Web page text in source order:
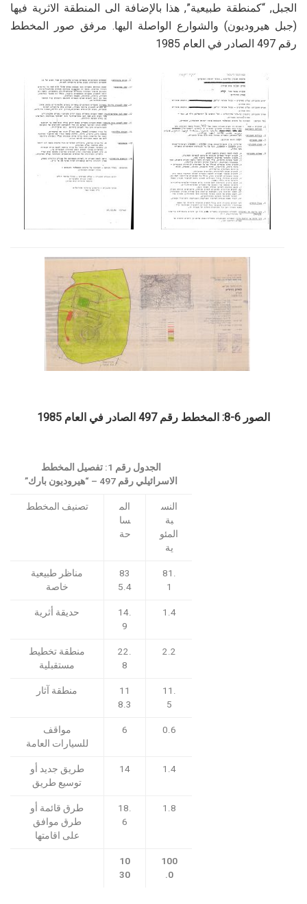
الجبل, “كمنطقة طبيعية”, هذا بالإضافة الى المنطقة الاثرية فيها
(جبل هيروديون) والشوارع الواصلة اليها. مرفق صور المخطط
رقم 497 الصادر في العام 1985
الصور 6-8: المخطط رقم 497 الصادر في العام 1985
الجدول رقم 1: تفصيل المخطط
الاسرائيلي رقم 497 – “هيروديون بارك”
النس
بة
المئو
ية
الم
سا
حة
تصنيف المخطط
81.
1
83
5.4
مناظر طبيعية
خاصة
1.4
14.
9
حديقة أثرية
2.2
22.
8
منطقة تخطيط
مستقبلية
11.
5
11
8.3
منطقة آثار
0.6
6
مواقف
للسيارات العامة
1.4
14
طريق جديد أو
توسيع طريق
1.8
18.
6
طرق قائمة أو
طرق موافق
على اقامتها
100
.0
10
30